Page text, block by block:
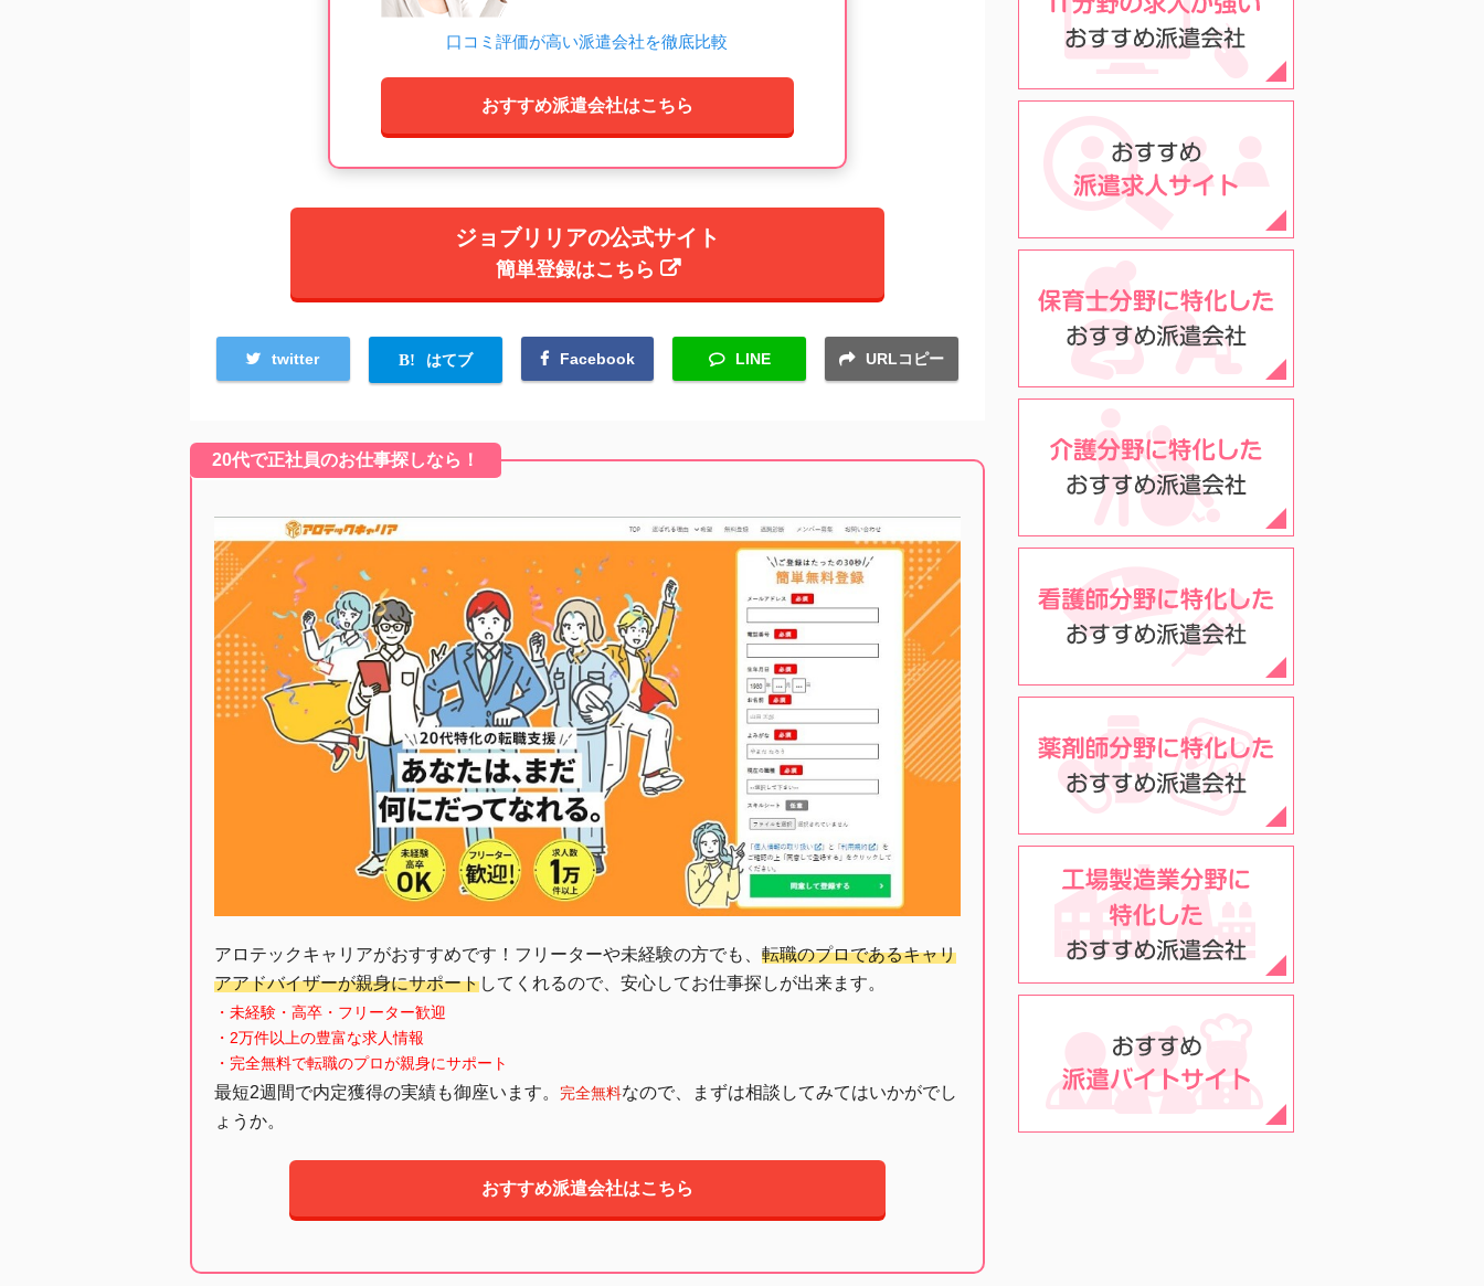
口コミ評価が高い派遣会社を徹底比較
おすすめ派遣会社はこちら
ジョブリリアの公式サイト
簡単登録はこちら
twitter はてブ Facebook LINE URLコピー
20代で正社員のお仕事探しなら！
アロテックキャリアがおすすめです！フリーターや未経験の方でも、 転職のプロであるキャリ
アアドバイザーが親身にサポートしてくれるので、安心してお仕事探しが出来ます。
・未経験・高卒・フリーター歓迎
・2万件以上の豊富な求人情報
・完全無料で転職のプロが親身にサポート
最短2週間で内定獲得の実績も御座います。 完全無料なので、まずは相談してみてはいかがでし
ょうか。
おすすめ派遣会社はこちら